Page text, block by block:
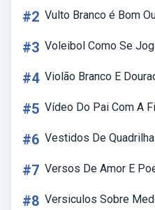
#2 Vulto Branco é Bom
#3 Voleibol Como Se
#4 Violão Branco E
#5 Vídeo Do Pai Com A
#6 Vestidos De
#7 Versos De Amor E
#8 Versiculos Sobre